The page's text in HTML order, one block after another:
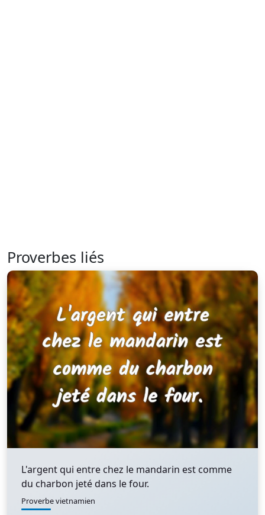
Proverbes liés
L'argent qui entre chez le mandarin est comme
du charbon jeté dans le four.
Proverbe vietnamien